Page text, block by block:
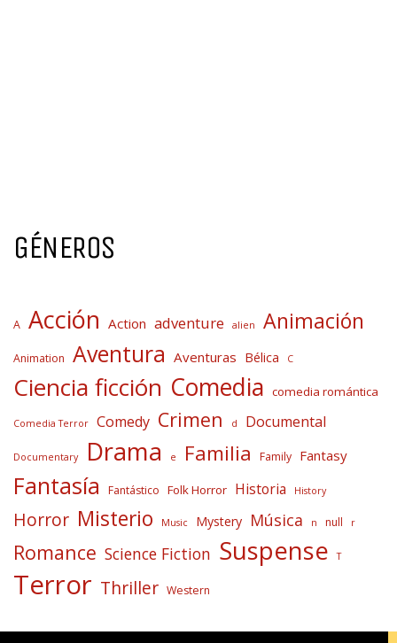
GÉNEROS
A Acción Action adventure alien Animación
Animation Aventura Aventuras Bélica C
Ciencia ficción Comedia comedia romántica
Comedia Terror Comedy Crimen d Documental
Documentary Drama e Familia Family Fantasy
Fantasía Fantástico Folk Horror Historia History
Horror Misterio Music Mystery Música n null r
Romance Science Fiction Suspense T
Terror Thriller Western